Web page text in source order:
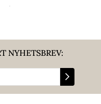
NYHETSBREV: